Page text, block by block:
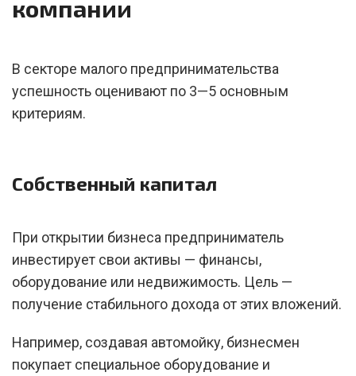
компании
В секторе малого предпринимательства
успешность оценивают по 3—5 основным
критериям.
Собственный капитал
При открытии бизнеса предприниматель
инвестирует свои активы — финансы,
оборудование или недвижимость. Цель —
получение стабильного дохода от этих вложений.
Например, создавая автомойку, бизнесмен
покупает специальное оборудование и